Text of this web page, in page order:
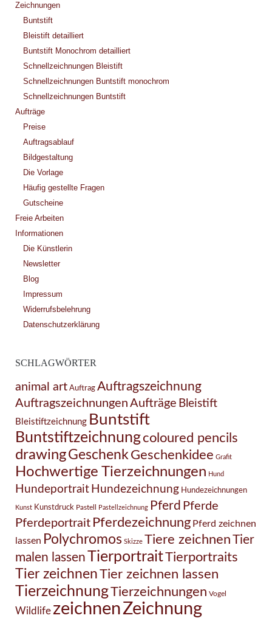
Zeichnungen
Buntstift
Bleistift detailliert
Buntstift Monochrom detailliert
Schnellzeichnungen Bleistift
Schnellzeichnungen Buntstift monochrom
Schnellzeichnungen Buntstift
Aufträge
Preise
Auftragsablauf
Bildgestaltung
Die Vorlage
Häufig gestellte Fragen
Gutscheine
Freie Arbeiten
Informationen
Die Künstlerin
Newsletter
Blog
Impressum
Widerrufsbelehrung
Datenschutzerklärung
SCHLAGWÖRTER
animal art Auftrag Auftragszeichnung
Auftragszeichnungen Aufträge Bleistift
Bleistiftzeichnung Buntstift
Buntstiftzeichnungcoloured pencils
drawingGeschenkGeschenkidee Grafit
Hochwertige Tierzeichnungen Hund
Hundeportrait Hundezeichnung Hundezeichnungen
Kunst Kunstdruck Pastell Pastellzeichnung Pferd Pferde
Pferdeportrait Pferdezeichnung Pferd zeichnen
lassen Polychromos Skizze Tiere zeichnenTier
malen lassenTierportraitTierportraits
Tier zeichnenTier zeichnen lassen
TierzeichnungTierzeichnungen Vogel
WildlifezeichnenZeichnung